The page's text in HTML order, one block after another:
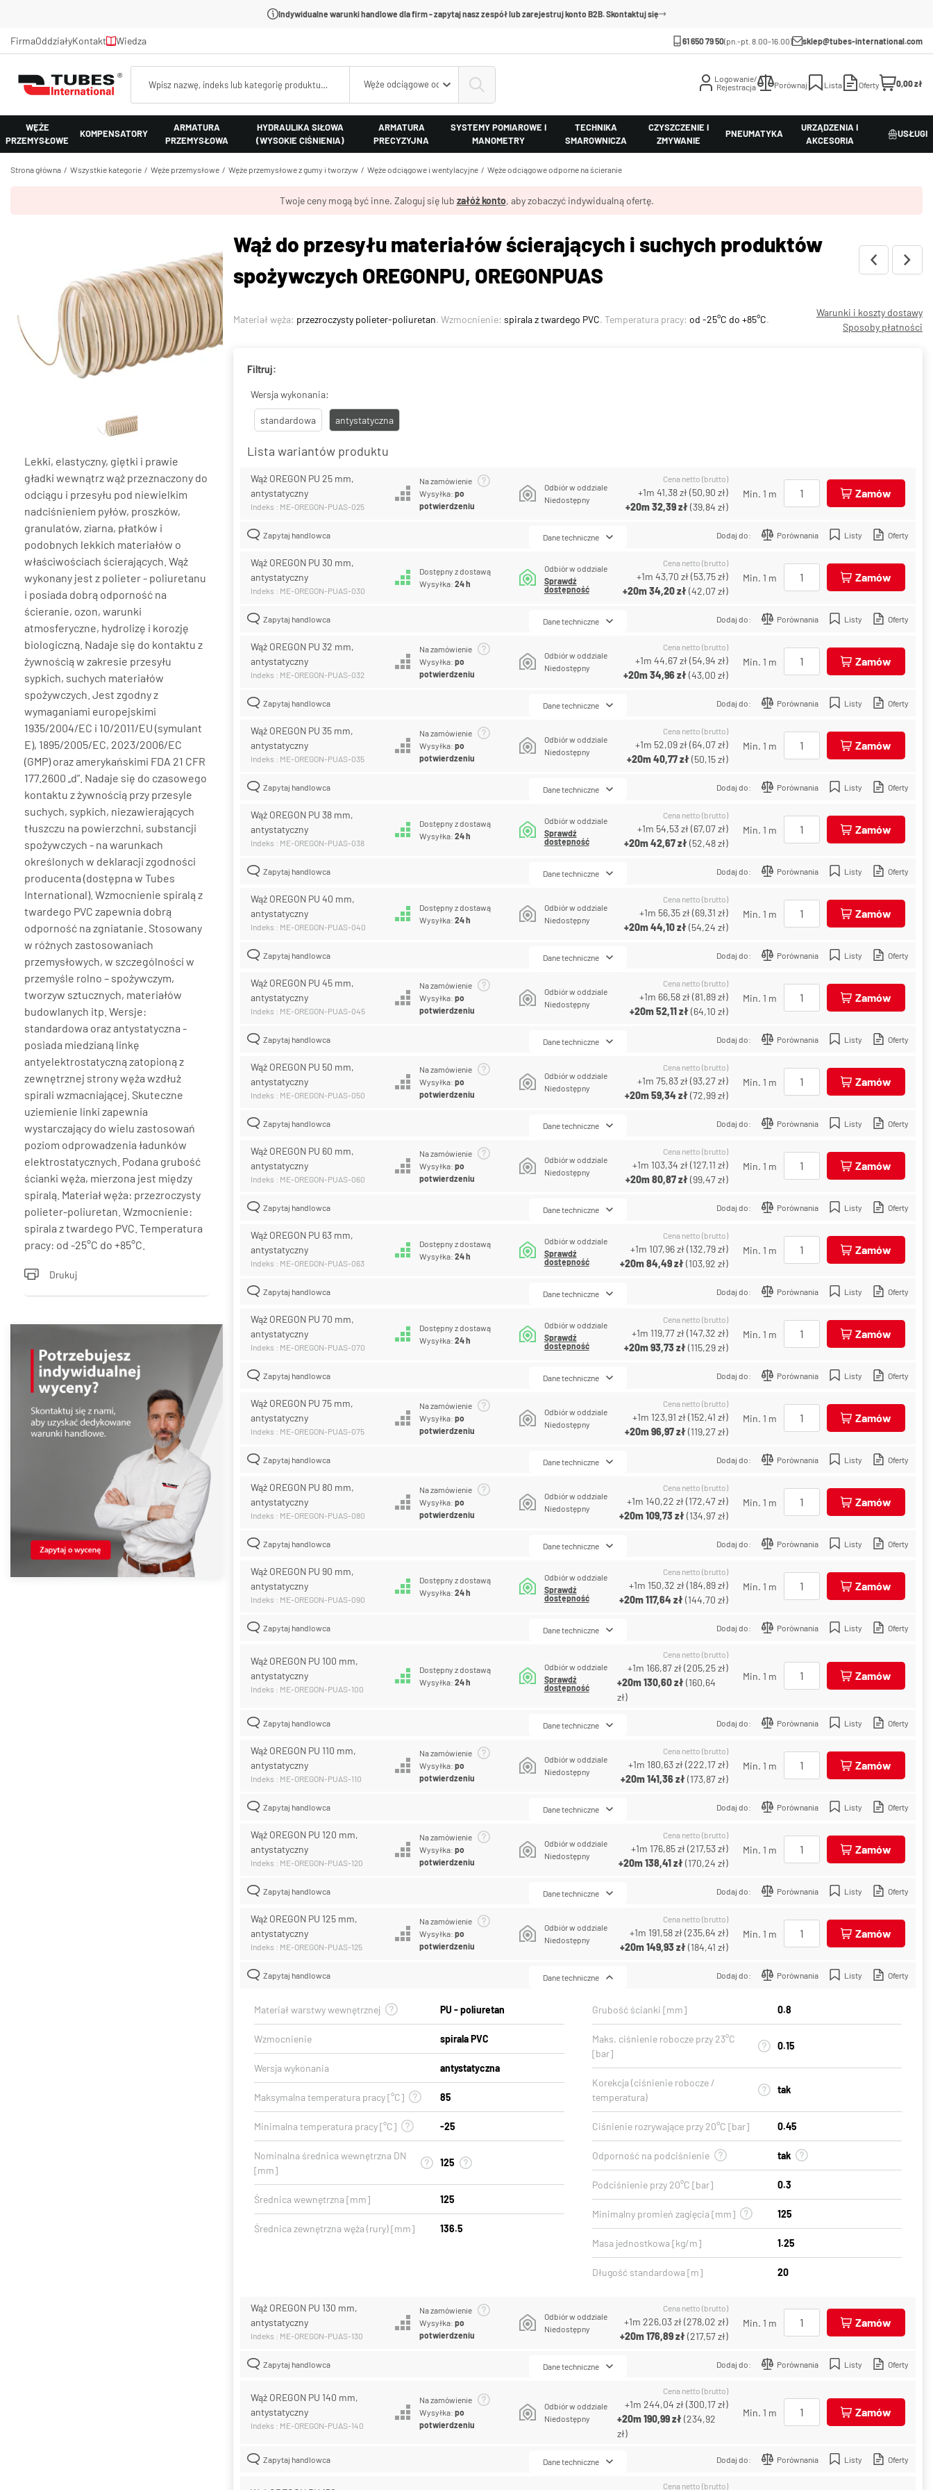
Indywidualne warunki handlowe dla firm - zapytaj nasz zespół lub zarejestruj konto B2B. Skontaktuj się
FirmaOddziałyKontakt Wiedza 61 650 79 50(pn.-pt. 8.00-16.00) sklep@tubes-international.com
Węże odciągowe odporne na ścieranie
Logowanie/
Rejestracja
Porównaj Lista Oferty 0,00 zł
WĘŻE
PRZEMYSŁOWE
KOMPENSATORY
ARMATURA
PRZEMYSŁOWA
HYDRAULIKA SIŁOWA
(WYSOKIE CIŚNIENIA)
ARMATURA
PRECYZYJNA
SYSTEMY POMIAROWE I
MANOMETRY
TECHNIKA
SMAROWNICZA
CZYSZCZENIE I
ZMYWANIE
PNEUMATYKA
URZĄDZENIA I
AKCESORIA
USŁUGI
Strona główna Wszystkie kategorie Węże przemysłowe Węże przemysłowe z gumy i tworzyw Węże odciągowe i wentylacyjne Węże odciągowe odporne na ścieranie
Twoje ceny mogą być inne. Zaloguj się lub załóż konto, aby zobaczyć indywidualną ofertę.
Lekki, elastyczny, giętki i prawie
gładki wewnątrz wąż przeznaczony do
odciągu i przesyłu pod niewielkim
nadciśnieniem pyłów, proszków,
granulatów, ziarna, płatków i
podobnych lekkich materiałów o
właściwościach ścierających. Wąż
wykonany jest z polieter - poliuretanu
i posiada dobrą odporność na
ścieranie, ozon, warunki
atmosferyczne, hydrolizę i korozję
biologiczną. Nadaje się do kontaktu z
żywnością w zakresie przesyłu
sypkich, suchych materiałów
spożywczych. Jest zgodny z
wymaganiami europejskimi
1935/2004/EC i 10/2011/EU (symulant
E), 1895/2005/EC, 2023/2006/EC
(GMP) oraz amerykańskimi FDA 21 CFR
177.2600 „d”. Nadaje się do czasowego
kontaktu z żywnością przy przesyle
suchych, sypkich, niezawierających
tłuszczu na powierzchni, substancji
spożywczych - na warunkach
określonych w deklaracji zgodności
producenta (dostępna w Tubes
International). Wzmocnienie spiralą z
twardego PVC zapewnia dobrą
odporność na zgniatanie. Stosowany
w różnych zastosowaniach
przemysłowych, w szczególności w
przemyśle rolno – spożywczym,
tworzyw sztucznych, materiałów
budowlanych itp. Wersje:
standardowa oraz antystatyczna -
posiada miedzianą linkę
antyelektrostatyczną zatopioną z
zewnętrznej strony węża wzdłuż
spirali wzmacniającej. Skuteczne
uziemienie linki zapewnia
wystarczający do wielu zastosowań
poziom odprowadzenia ładunków
elektrostatycznych. Podana grubość
ścianki węża, mierzona jest między
spiralą. Materiał węża: przezroczysty
polieter-poliuretan. Wzmocnienie:
spirala z twardego PVC. Temperatura
pracy: od -25°C do +85°C.
Drukuj
Wąż do przesyłu materiałów ścierających i suchych produktów
spożywczych OREGONPU, OREGONPUAS
Materiał węża: przezroczysty polieter-poliuretan. Wzmocnienie: spirala z twardego PVC. Temperatura pracy: od -25°C do +85°C.
Warunki i koszty dostawy
Sposoby płatności
Filtruj:
Wersja wykonania:
standardowa antystatyczna
Lista wariantów produktu
Wąż OREGON PU 25 mm,
antystatyczny
Indeks : ME-OREGON-PUAS-025
Na zamówienie
Wysyłka:po
potwierdzeniu
Odbiór w oddziale
Niedostępny
Cena netto (brutto)
+1m 41,38 zł(50,90 zł)
+20m32,39 zł(39,84 zł)
Min. 1 m Zamów
Zapytaj handlowca Dodaj do: Porównania Listy Oferty
Dane techniczne
Wąż OREGON PU 30 mm,
antystatyczny
Indeks : ME-OREGON-PUAS-030
Dostępny z dostawą
Wysyłka:24 h
Odbiór w oddziale
Sprawdź
dostępność
Cena netto (brutto)
+1m 43,70 zł(53,75 zł)
+20m34,20 zł(42,07 zł)
Min. 1 m Zamów
Zapytaj handlowca Dodaj do: Porównania Listy Oferty
Dane techniczne
Wąż OREGON PU 32 mm,
antystatyczny
Indeks : ME-OREGON-PUAS-032
Na zamówienie
Wysyłka:po
potwierdzeniu
Odbiór w oddziale
Niedostępny
Cena netto (brutto)
+1m 44,67 zł(54,94 zł)
+20m34,96 zł(43,00 zł)
Min. 1 m Zamów
Zapytaj handlowca Dodaj do: Porównania Listy Oferty
Dane techniczne
Wąż OREGON PU 35 mm,
antystatyczny
Indeks : ME-OREGON-PUAS-035
Na zamówienie
Wysyłka:po
potwierdzeniu
Odbiór w oddziale
Niedostępny
Cena netto (brutto)
+1m 52,09 zł(64,07 zł)
+20m40,77 zł(50,15 zł)
Min. 1 m Zamów
Zapytaj handlowca Dodaj do: Porównania Listy Oferty
Dane techniczne
Wąż OREGON PU 38 mm,
antystatyczny
Indeks : ME-OREGON-PUAS-038
Dostępny z dostawą
Wysyłka:24 h
Odbiór w oddziale
Sprawdź
dostępność
Cena netto (brutto)
+1m 54,53 zł(67,07 zł)
+20m42,67 zł(52,48 zł)
Min. 1 m Zamów
Zapytaj handlowca Dodaj do: Porównania Listy Oferty
Dane techniczne
Wąż OREGON PU 40 mm,
antystatyczny
Indeks : ME-OREGON-PUAS-040
Dostępny z dostawą
Wysyłka:24 h
Odbiór w oddziale
Niedostępny
Cena netto (brutto)
+1m 56,35 zł(69,31 zł)
+20m44,10 zł(54,24 zł)
Min. 1 m Zamów
Zapytaj handlowca Dodaj do: Porównania Listy Oferty
Dane techniczne
Wąż OREGON PU 45 mm,
antystatyczny
Indeks : ME-OREGON-PUAS-045
Na zamówienie
Wysyłka:po
potwierdzeniu
Odbiór w oddziale
Niedostępny
Cena netto (brutto)
+1m 66,58 zł(81,89 zł)
+20m52,11 zł(64,10 zł)
Min. 1 m Zamów
Zapytaj handlowca Dodaj do: Porównania Listy Oferty
Dane techniczne
Wąż OREGON PU 50 mm,
antystatyczny
Indeks : ME-OREGON-PUAS-050
Na zamówienie
Wysyłka:po
potwierdzeniu
Odbiór w oddziale
Niedostępny
Cena netto (brutto)
+1m 75,83 zł(93,27 zł)
+20m59,34 zł(72,99 zł)
Min. 1 m Zamów
Zapytaj handlowca Dodaj do: Porównania Listy Oferty
Dane techniczne
Wąż OREGON PU 60 mm,
antystatyczny
Indeks : ME-OREGON-PUAS-060
Na zamówienie
Wysyłka:po
potwierdzeniu
Odbiór w oddziale
Niedostępny
Cena netto (brutto)
+1m 103,34 zł(127,11 zł)
+20m80,87 zł(99,47 zł)
Min. 1 m Zamów
Zapytaj handlowca Dodaj do: Porównania Listy Oferty
Dane techniczne
Wąż OREGON PU 63 mm,
antystatyczny
Indeks : ME-OREGON-PUAS-063
Dostępny z dostawą
Wysyłka:24 h
Odbiór w oddziale
Sprawdź
dostępność
Cena netto (brutto)
+1m 107,96 zł(132,79 zł)
+20m84,49 zł(103,92 zł)
Min. 1 m Zamów
Zapytaj handlowca Dodaj do: Porównania Listy Oferty
Dane techniczne
Wąż OREGON PU 70 mm,
antystatyczny
Indeks : ME-OREGON-PUAS-070
Dostępny z dostawą
Wysyłka:24 h
Odbiór w oddziale
Sprawdź
dostępność
Cena netto (brutto)
+1m 119,77 zł(147,32 zł)
+20m93,73 zł(115,29 zł)
Min. 1 m Zamów
Zapytaj handlowca Dodaj do: Porównania Listy Oferty
Dane techniczne
Wąż OREGON PU 75 mm,
antystatyczny
Indeks : ME-OREGON-PUAS-075
Na zamówienie
Wysyłka:po
potwierdzeniu
Odbiór w oddziale
Niedostępny
Cena netto (brutto)
+1m 123,91 zł(152,41 zł)
+20m96,97 zł(119,27 zł)
Min. 1 m Zamów
Zapytaj handlowca Dodaj do: Porównania Listy Oferty
Dane techniczne
Wąż OREGON PU 80 mm,
antystatyczny
Indeks : ME-OREGON-PUAS-080
Na zamówienie
Wysyłka:po
potwierdzeniu
Odbiór w oddziale
Niedostępny
Cena netto (brutto)
+1m 140,22 zł(172,47 zł)
+20m109,73 zł(134,97 zł)
Min. 1 m Zamów
Zapytaj handlowca Dodaj do: Porównania Listy Oferty
Dane techniczne
Wąż OREGON PU 90 mm,
antystatyczny
Indeks : ME-OREGON-PUAS-090
Dostępny z dostawą
Wysyłka:24 h
Odbiór w oddziale
Sprawdź
dostępność
Cena netto (brutto)
+1m 150,32 zł(184,89 zł)
+20m117,64 zł(144,70 zł)
Min. 1 m Zamów
Zapytaj handlowca Dodaj do: Porównania Listy Oferty
Dane techniczne
Wąż OREGON PU 100 mm,
antystatyczny
Indeks : ME-OREGON-PUAS-100
Dostępny z dostawą
Wysyłka:24 h
Odbiór w oddziale
Sprawdź
dostępność
Cena netto (brutto)
+1m 166,87 zł(205,25 zł)
+20m130,60 zł(160,64
zł)
Min. 1 m Zamów
Zapytaj handlowca Dodaj do: Porównania Listy Oferty
Dane techniczne
Wąż OREGON PU 110 mm,
antystatyczny
Indeks : ME-OREGON-PUAS-110
Na zamówienie
Wysyłka:po
potwierdzeniu
Odbiór w oddziale
Niedostępny
Cena netto (brutto)
+1m 180,63 zł(222,17 zł)
+20m141,36 zł(173,87 zł)
Min. 1 m Zamów
Zapytaj handlowca Dodaj do: Porównania Listy Oferty
Dane techniczne
Wąż OREGON PU 120 mm,
antystatyczny
Indeks : ME-OREGON-PUAS-120
Na zamówienie
Wysyłka:po
potwierdzeniu
Odbiór w oddziale
Niedostępny
Cena netto (brutto)
+1m 176,85 zł(217,53 zł)
+20m138,41 zł(170,24 zł)
Min. 1 m Zamów
Zapytaj handlowca Dodaj do: Porównania Listy Oferty
Dane techniczne
Wąż OREGON PU 125 mm,
antystatyczny
Indeks : ME-OREGON-PUAS-125
Na zamówienie
Wysyłka:po
potwierdzeniu
Odbiór w oddziale
Niedostępny
Cena netto (brutto)
+1m 191,58 zł(235,64 zł)
+20m149,93 zł(184,41 zł)
Min. 1 m Zamów
Zapytaj handlowca Dodaj do: Porównania Listy Oferty
Dane techniczne
Materiał warstwy wewnętrznej PU - poliuretan
Wzmocnienie spirala PVC
Wersja wykonania antystatyczna
Maksymalna temperatura pracy [°C] 85
Minimalna temperatura pracy [°C] -25
Nominalna średnica wewnętrzna DN
[mm]
125
Średnica wewnętrzna [mm] 125
Średnica zewnętrzna węża (rury) [mm] 136.5
Grubość ścianki [mm] 0.8
Maks. ciśnienie robocze przy 23°C
[bar]
0.15
Korekcja (ciśnienie robocze /
temperatura)
tak
Ciśnienie rozrywające przy 20°C [bar] 0.45
Odporność na podciśnienie tak
Podciśnienie przy 20°C [bar] 0.3
Minimalny promień zagięcia [mm] 125
Masa jednostkowa [kg/m] 1.25
Długość standardowa [m] 20
Wąż OREGON PU 130 mm,
antystatyczny
Indeks : ME-OREGON-PUAS-130
Na zamówienie
Wysyłka:po
potwierdzeniu
Odbiór w oddziale
Niedostępny
Cena netto (brutto)
+1m 226,03 zł(278,02 zł)
+20m176,89 zł(217,57 zł)
Min. 1 m Zamów
Zapytaj handlowca Dodaj do: Porównania Listy Oferty
Dane techniczne
Wąż OREGON PU 140 mm,
antystatyczny
Indeks : ME-OREGON-PUAS-140
Na zamówienie
Wysyłka:po
potwierdzeniu
Odbiór w oddziale
Niedostępny
Cena netto (brutto)
+1m 244,04 zł(300,17 zł)
+20m190,99 zł(234,92
zł)
Min. 1 m Zamów
Zapytaj handlowca Dodaj do: Porównania Listy Oferty
Dane techniczne
Cena netto (brutto)